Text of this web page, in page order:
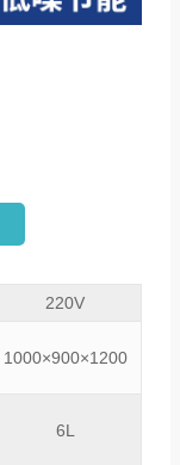
220V
1000×900×1200
6L